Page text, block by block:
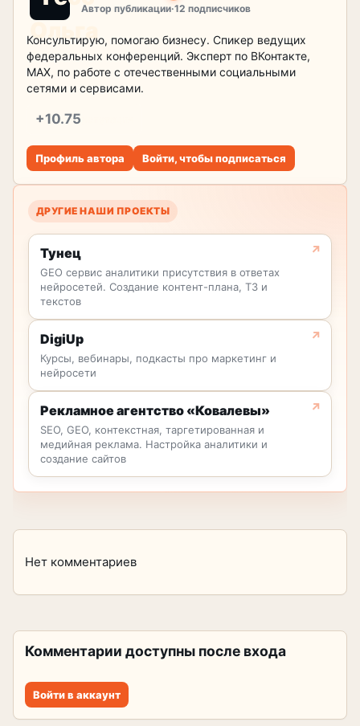
Автор публикации·12 подписчиков
Консультирую, помогаю бизнесу. Спикер ведущих
федеральных конференций. Эксперт по ВКонтакте,
MAX, по работе с отечественными социальными
сетями и сервисами.
+10.75
Профиль автора Войти, чтобы подписаться
ДРУГИЕ НАШИ ПРОЕКТЫ
Тунец
GEO сервис аналитики присутствия в ответах
нейросетей. Создание контент-плана, ТЗ и
текстов
DigiUp
Курсы, вебинары, подкасты про маркетинг и
нейросети
Рекламное агентство «Ковалевы»
SEO, GEO, контекстная, таргетированная и
медийная реклама. Настройка аналитики и
создание сайтов
Нет комментариев
Комментарии доступны после входа
Войти в аккаунт